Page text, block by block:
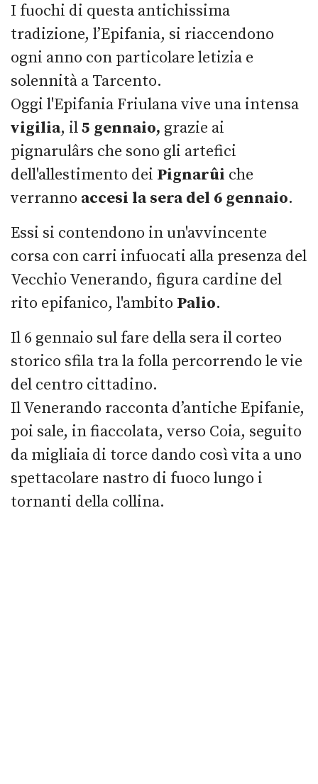
I fuochi di questa antichissima
tradizione, l’Epifania, si riaccendono
ogni anno con particolare letizia e
solennità a Tarcento.
Oggi l'Epifania Friulana vive una intensa
vigilia, il5 gennaio, grazie ai
pignarulârs che sono gli artefici
dell'allestimento dei Pignarûi che
verranno accesi la sera del 6 gennaio.
Essi si contendono in un'avvincente
corsa con carri infuocati alla presenza del
Vecchio Venerando, figura cardine del
rito epifanico, l'ambito Palio.
Il 6 gennaio sul fare della sera il corteo
storico sfila tra la folla percorrendo le vie
del centro cittadino.
Il Venerando racconta d’antiche Epifanie,
poi sale, in fiaccolata, verso Coia, seguito
da migliaia di torce dando così vita a uno
spettacolare nastro di fuoco lungo i
tornanti della collina.